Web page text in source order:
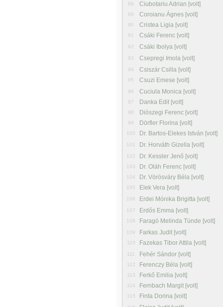
88 Ciubotariu Adrian [volt]
89 Coroianu Ágnes [volt]
90 Cristea Ligia [volt]
91 Csáki Ferenc [volt]
92 Csáki Ibolya [volt]
93 Csepregi Imola [volt]
94 Csiszár Csilla [volt]
95 Csuzi Emese [volt]
96 Cuciula Monica [volt]
97 Danka Edit [volt]
98 Diószegi Ferenc [volt]
99 Dörfler Florina [volt]
100 Dr. Bartos-Elekes István [volt]
101 Dr. Horváth Gizella [volt]
102 Dr. Kessler Jenő [volt]
103 Dr. Oláh Ferenc [volt]
104 Dr. Vörösváry Béla [volt]
105 Elek Vera [volt]
106 Erdei Mónika Brigitta [volt]
107 Erdős Emma [volt]
108 Faragó Melinda Tünde [volt]
109 Farkas Judit [volt]
110 Fazekas Tibor Attila [volt]
111 Fehér Sándor [volt]
112 Ferenczy Béla [volt]
113 Ferkő Emilia [volt]
114 Fernbach Margit [volt]
115 Finta Dorina [volt]